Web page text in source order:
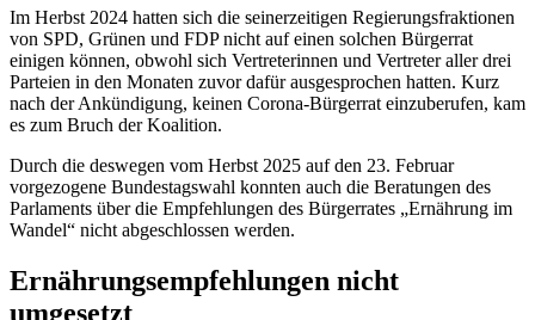
Im Herbst 2024 hatten sich die seinerzeitigen Regierungsfraktionen
von SPD, Grünen und FDP nicht auf einen solchen Bürgerrat
einigen können, obwohl sich Vertreterinnen und Vertreter aller drei
Parteien in den Monaten zuvor dafür ausgesprochen hatten. Kurz
nach der Ankündigung, keinen Corona-Bürgerrat einzuberufen, kam
es zum Bruch der Koalition.
Durch die deswegen vom Herbst 2025 auf den 23. Februar
vorgezogene Bundestagswahl konnten auch die Beratungen des
Parlaments über die Empfehlungen des Bürgerrates „Ernährung im
Wandel“ nicht abgeschlossen werden.
Ernährungsempfehlungen nicht
umgesetzt